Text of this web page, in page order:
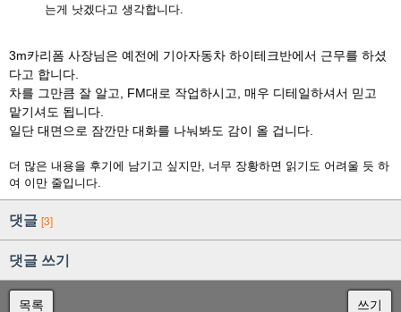
는게 낫겠다고 생각합니다.
3m카리폼 사장님은 예전에 기아자동차 하이테크반에서 근무를 하셨
다고 합니다.
차를 그만큼 잘 알고, FM대로 작업하시고, 매우 디테일하셔서 믿고
맡기셔도 됩니다.
일단 대면으로 잠깐만 대화를 나눠봐도 감이 올 겁니다.
더 많은 내용을 후기에 남기고 싶지만, 너무 장황하면 읽기도 어려울 듯 하
여 이만 줄입니다.
댓글 [3]
댓글 쓰기
목록 쓰기